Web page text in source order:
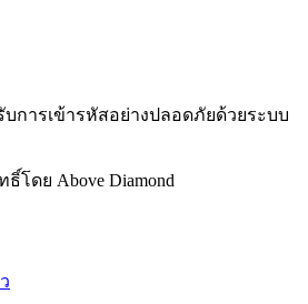
การเข้ารหัสอย่างปลอดภัยด้วยระบบ
โดย Above Diamond